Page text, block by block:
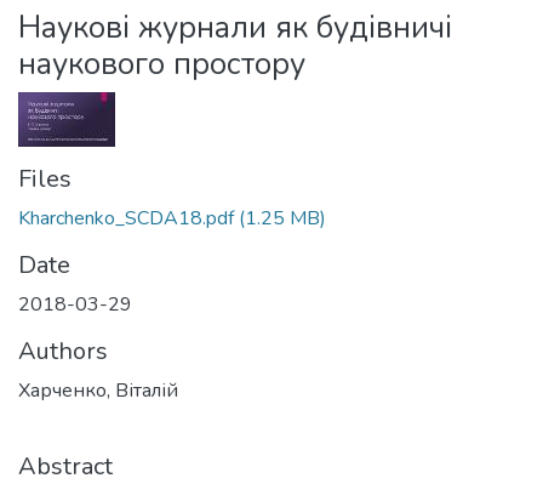
Statistics
Наукові журнали як будівничі
наукового простору
Files
Kharchenko_SCDA18.pdf(1.25 MB)
Date
2018-03-29
Authors
Харченко, Віталій
Abstract